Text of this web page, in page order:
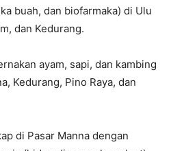
buah, dan biofarmaka) di Ulu
dan Kedurang.
ayam, sapi, dan kambing
Kedurang, Pino Raya, dan
di Pasar Manna dengan